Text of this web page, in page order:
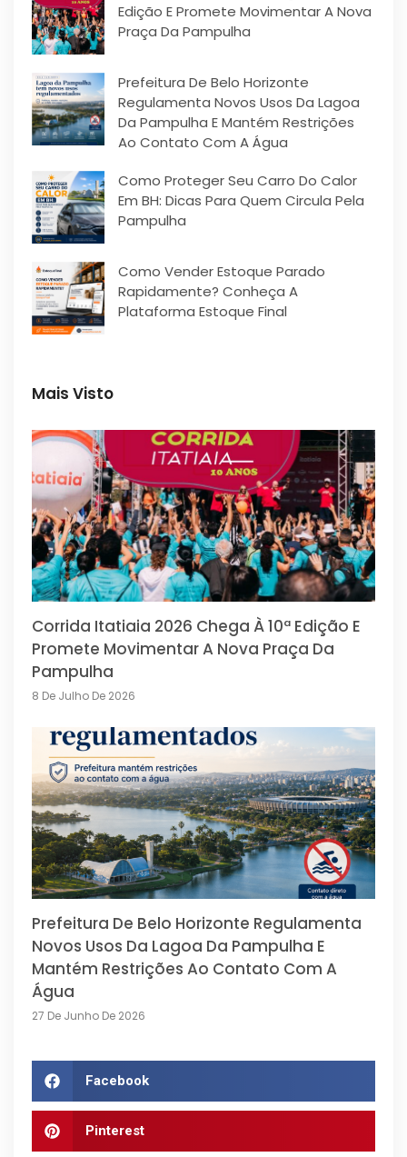
Edição E Promete Movimentar A Nova
Praça Da Pampulha
Prefeitura De Belo Horizonte
Regulamenta Novos Usos Da Lagoa
Da Pampulha E Mantém Restrições
Ao Contato Com A Água
Como Proteger Seu Carro Do Calor
Em BH: Dicas Para Quem Circula Pela
Pampulha
Como Vender Estoque Parado
Rapidamente? Conheça A
Plataforma Estoque Final
Mais Visto
Corrida Itatiaia 2026 Chega À 10ª Edição E
Promete Movimentar A Nova Praça Da
Pampulha
8 De Julho De 2026
Prefeitura De Belo Horizonte Regulamenta
Novos Usos Da Lagoa Da Pampulha E
Mantém Restrições Ao Contato Com A
Água
27 De Junho De 2026
Facebook
Pinterest